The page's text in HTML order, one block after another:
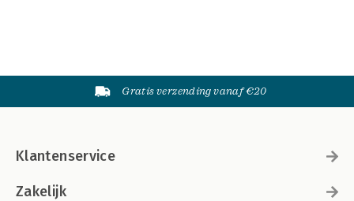
Gratis verzending vanaf €20
Klantenservice
Zakelijk